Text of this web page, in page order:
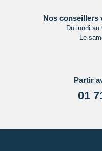
Nos conseillers
Du lundi
Le
Partir
01